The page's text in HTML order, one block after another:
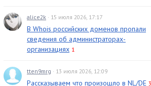
alice2k · 15 июля 2026, 17:17
В Whois российских доменов пропали
сведения об администраторах-
организациях 1
tten9mrg · 13 июля 2026, 12:09
Рассказываем что произошло в NL/DE 3